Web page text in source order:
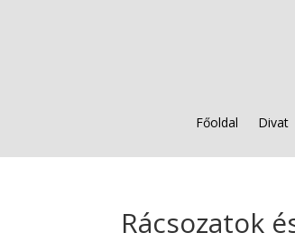
Főoldal Divat
Rácsozatok